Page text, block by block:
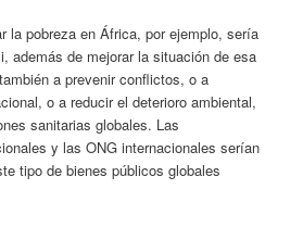
la pobreza en África, por ejemplo, sería
además de mejorar la situación de esa
a prevenir conflictos, o a
o a reducir el deterioro ambiental,
sanitarias globales. Las
y las ONG internacionales serían
tipo de bienes públicos globales